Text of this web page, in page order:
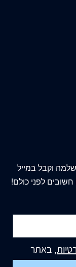
וקבל במייל
לפני כולם!
, באתר